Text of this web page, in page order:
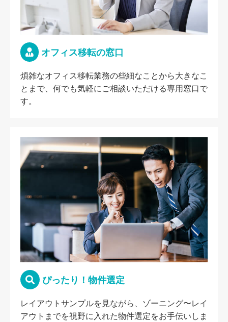
オフィス移転の窓口
煩雑なオフィス移転業務の些細なことから大きなこ
とまで、何でも気軽にご相談いただける専用窓口で
す。
ぴったり！物件選定
レイアウトサンプルを見ながら、ゾーニング〜レイ
アウトまでを視野に入れた物件選定をお手伝いしま